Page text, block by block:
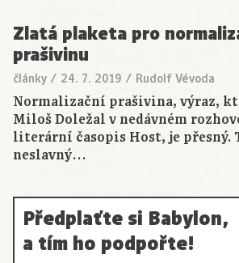
Zlatá plaketa pro
prašivinu
články / 24. 7. 2019 / Rudolf Vévoda
Normalizační prašivina, výraz,
Miloš Doležal v nedávném
literární časopis Host, je přesný.
neslavný…
Předplaťte si Babylon,
a tím ho podpořte!